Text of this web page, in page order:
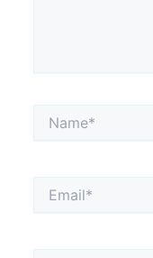
Name*
Email*